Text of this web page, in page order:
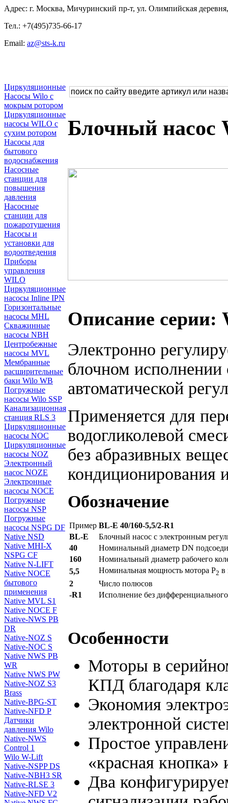
Адрес: г. Москва, Мичуринский пр-т, ул. Олимпийская
Тел.: +7(495)735-66-17
Email: az@sts-k.ru
Циркуляционные
Насосы Wilo с
мокрым ротором
Циркуляционные
насосы WILO с
сухим ротором
Насосы для
бытового
водоснабжения
Насосные
станции для
повышения
давления
Насосные
станции для
пожаротушения
Насосы и
установки для
водоотведения
Приборы
управления
WILO
Циркуляционные
насосы Inline IPN
Горизонтальные
насосы MHL
Скважинные
насосы NBH
Центробежные
насосы MVL
Мембранные
расширительные
баки Wilo WB
Погружные
насосы Wilo SSP
Канализационная
станция RLS 3
Циркуляционные
насосы NOC
Циркуляционные
насосы NOZ
Электронный
насос NOZE
Электронные
насосы NOCE
Погружные
насосы NSP
Погружные
насосы NSPG DF
Native NSD
Native MHI-X
NSPG CF
Native N-LIFT
Native NOCE
бытового
применения
Native MVL S1
Native NOCE F
Native-NWS PB
DR
Native-NOZ S
Native-NOC S
Native NWS PB
WR
Native NWS PW
Native-NOZ S3
Brass
Native-BPG-ST
Native-NFD P
Датчики
давления Wilo
Native-NWS
Control 1
Wilo W-Lift
Native-NSPP DS
Native-NBH3 SR
Native-RLSE 3
Native-NFD V2
Блочный насос
Описание серии:
Электронно
блочном
автоматической
Применяется для
водогликолевой
без абразивных
кондиционирования
Обозначение
Пример BL-E 40/160-5,5/2-R1
BL-E
Блочный насос с электронным
40
Номинальный диаметр DN
160
Номинальный диаметр рабочего
5,5
Номинальная мощность мотора P2 в
2
Число полюсов
-R1
Исполнение без
Особенности
Моторы в
КПД благодаря
Экономия
электронной
Простое
«красная кнопка»
Два